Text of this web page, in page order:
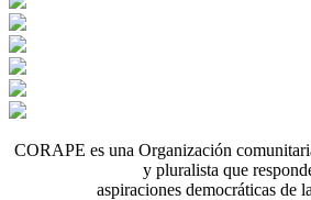
CORAPE es una Organización
y pluralista que
aspiraciones democráticas de